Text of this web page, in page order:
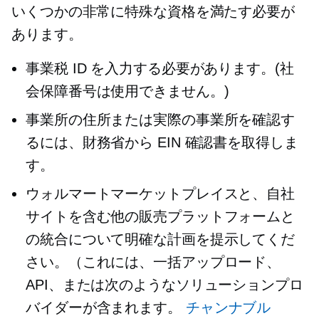
いくつかの非常に特殊な資格を満たす必要が
あります。
事業税 ID を入力する必要があります。(社
会保障番号は使用できません。)
事業所の住所または実際の事業所を確認す
るには、財務省から EIN 確認書を取得しま
す。
ウォルマートマーケットプレイスと、自社
サイトを含む他の販売プラットフォームと
の統合について明確な計画を提示してくだ
さい。（これには、一括アップロード、
API、または次のようなソリューションプロ
バイダーが含まれます。 チャンナブル